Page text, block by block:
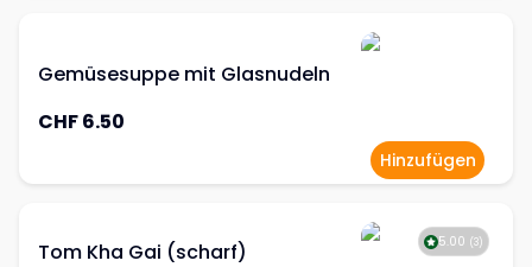
Gemüsesuppe mit Glasnudeln
CHF 6.50
Hinzufügen
Tom Kha Gai (scharf) 5.00 (3)